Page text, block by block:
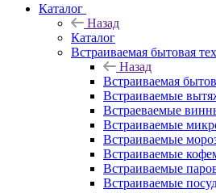
Каталог
Назад
Каталог
Встраиваемая бытовая
Назад
Встраиваемая
Встраиваемые
Встраеваемые
Встраиваемые
Встраиваемые
Встраиваемые
Встраиваемые
Встраиваемые